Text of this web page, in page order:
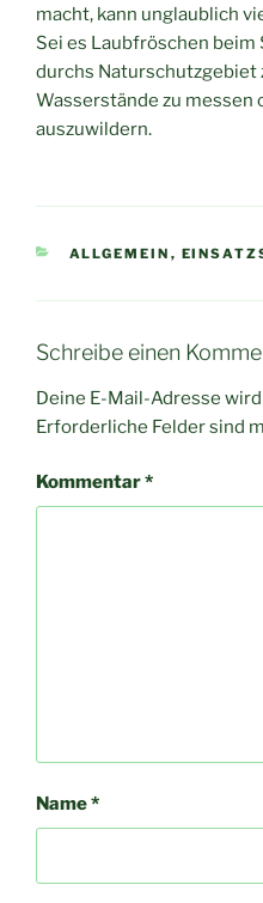
macht, kann unglaublich
Sei es Laubfröschen beim
durchs Naturschutzgebiet
Wasserstände zu messen
auszuwildern.
KATEGORIEN
ALLGEMEIN ,
Schreibe einen
Deine E-Mail-Adresse
Erforderliche Felder sind
Kommentar*
Name*